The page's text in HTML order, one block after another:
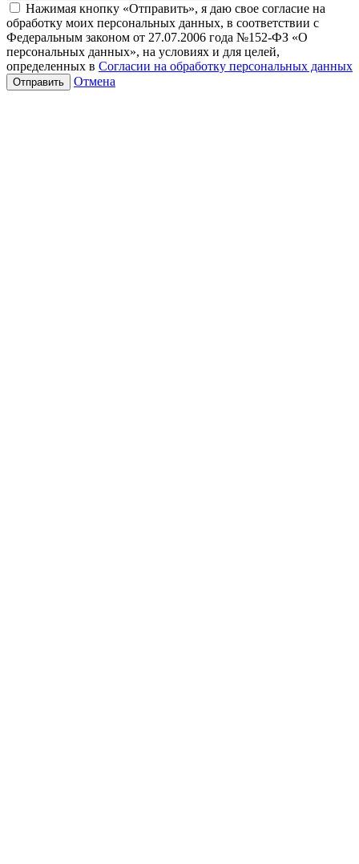
Нажимая кнопку «Отправить», я даю свое согласие на
обработку моих персональных данных, в соответствии с
Федеральным законом от 27.07.2006 года №152-ФЗ «О
персональных данных», на условиях и для целей,
определенных в Согласии на обработку персональных данных
Отмена